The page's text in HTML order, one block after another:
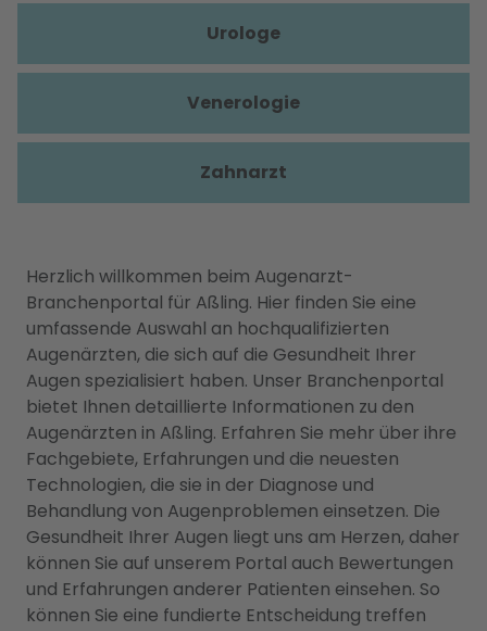
Herzlich willkommen beim Augenarzt-
Branchenportal für Aßling. Hier finden Sie eine
umfassende Auswahl an hochqualifizierten
Augenärzten, die sich auf die Gesundheit Ihrer
Augen spezialisiert haben. Unser Branchenportal
bietet Ihnen detaillierte Informationen zu den
Augenärzten in Aßling. Erfahren Sie mehr über ihre
Fachgebiete, Erfahrungen und die neuesten
Technologien, die sie in der Diagnose und
Behandlung von Augenproblemen einsetzen. Die
Gesundheit Ihrer Augen liegt uns am Herzen, daher
können Sie auf unserem Portal auch Bewertungen
und Erfahrungen anderer Patienten einsehen. So
können Sie eine fundierte Entscheidung treffen
Urologe
Venerologie
Zahnarzt